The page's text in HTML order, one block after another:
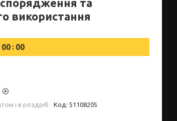
та
використання
00 00
і в роздріб Код: 51108205